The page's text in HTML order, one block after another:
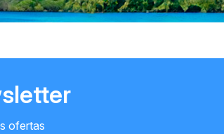
ofertas